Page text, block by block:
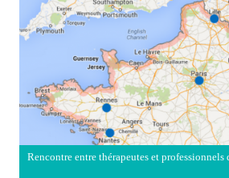
Rencontre entre thérapeutes et professionnels